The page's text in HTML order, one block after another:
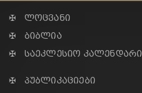
✠ ლოცვანი
✠ ბიბლია
✠ საეკლესიო კალენდარი
✠ პუბლიკაციები